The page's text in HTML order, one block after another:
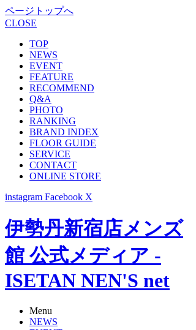
ページトップへ
CLOSE
TOP
NEWS
EVENT
FEATURE
RECOMMEND
Q&A
PHOTO
RANKING
BRAND INDEX
FLOOR GUIDE
SERVICE
CONTACT
ONLINE STORE
instagram Facebook X
伊勢丹新宿店メンズ
館 公式メディア -
ISETAN NEN'S net
Menu
NEWS